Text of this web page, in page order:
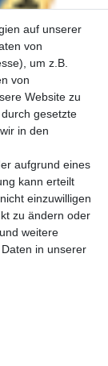
auf unserer
von
um z.B.
von
Website zu
gesetzte
in den
aufgrund eines
kann erteilt
einzuwilligen
zu ändern oder
und weitere
in unserer